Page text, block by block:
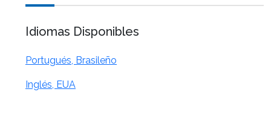
Idiomas Disponibles
Portugués, Brasileño
Inglés, EUA